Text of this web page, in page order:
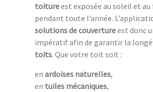
toitureest exposée au soleil et
pendant toute l’année.
solutions de couvertureest donc
impératif afin de garantir la
toits. Que votre toit soit :
en ardoises naturelles,
en tuiles mécaniques,